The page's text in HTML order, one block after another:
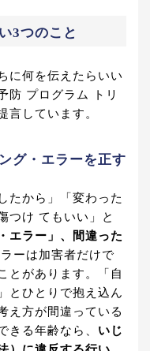
3つのこと
に何を伝えたらいい
防 プログラム トリ
言しています。
グ・エラーを正す
たから」「変わった
つけ てもいい」と
エラー」、間違った
ーは加害者だけで
とがあります。「自
とひとりで抱え込ん
え方が間違っている
きる年齢なら、 いじ